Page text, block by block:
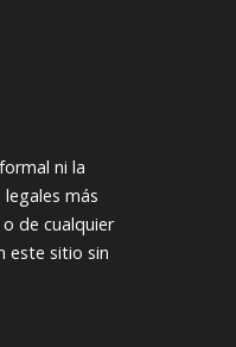
ni la
más
de cualquier
este sitio sin